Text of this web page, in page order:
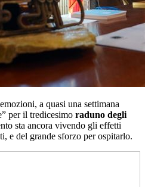
a quasi una settimana
per il tredicesimo raduno degli
sta ancora vivendo gli effetti
e del grande sforzo per ospitarlo.